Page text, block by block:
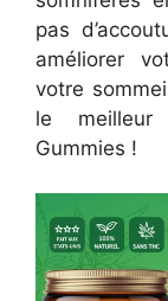
pas
améliorer
votre
le meilleur
Gummies !